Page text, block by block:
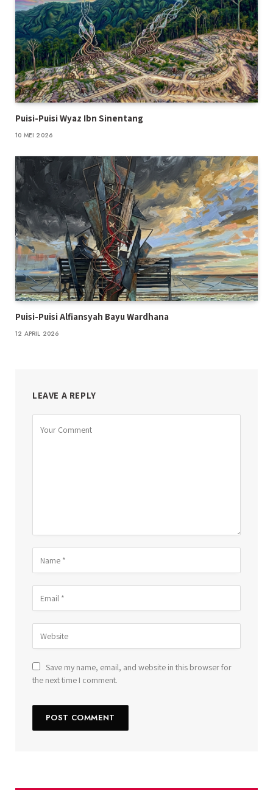
Puisi-Puisi Wyaz Ibn Sinentang
10 MEI 2026
Puisi-Puisi Alfiansyah Bayu Wardhana
12 APRIL 2026
LEAVE A REPLY
Save my name, email, and website in this browser for
the next time I comment.